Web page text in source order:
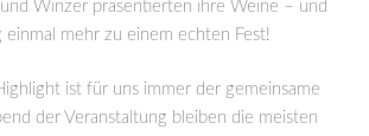
Winzer präsentierten ihre Weine – und
einmal mehr zu einem echten Fest!
ist für uns immer der gemeinsame
der Veranstaltung bleiben die meisten